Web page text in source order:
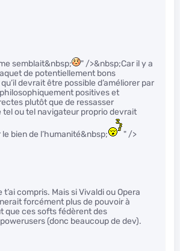
semblait&nbsp;
" />&nbsp;Car il y a
de potentiellement bons
devrait être possible d’améliorer par
positives et
plutôt que de ressasser
ou tel navigateur proprio devrait
bien de l’humanité&nbsp; " />
compris. Mais si Vivaldi ou Opera
forcément plus de pouvoir à
que ces softs fédèrent des
(donc beaucoup de dev).